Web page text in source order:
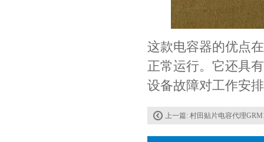
这款电容器的优点
正常运行。它还具
设备故障对工作安
上一篇: 村田贴片电容代理